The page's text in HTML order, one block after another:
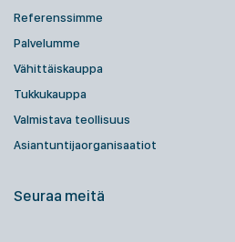
Referenssimme
Palvelumme
Vähittäiskauppa
Tukkukauppa
Valmistava teollisuus
Asiantuntijaorganisaatiot
Seuraa meitä